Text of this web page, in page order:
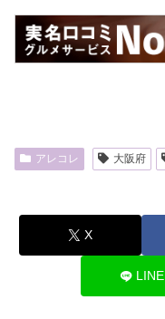
アレコレ 大阪府
X
LINE